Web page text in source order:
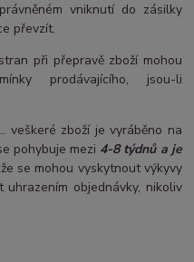
vniknutí do zásilky
převzít.
při přepravě zboží mohou
prodávajícího, jsou-li
veškeré zboží je vyráběno na
pohybuje mezi 4-8 týdnů a je
se mohou vyskytnout výkyvy
objednávky, nikoliv